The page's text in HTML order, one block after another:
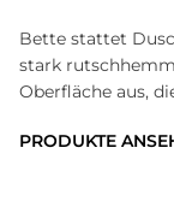
Bette stattet
stark
Oberfläche aus,
PRODUKTE